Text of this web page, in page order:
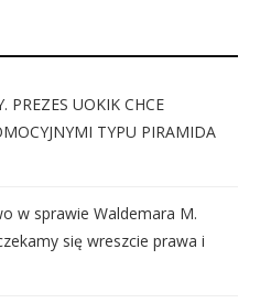
PREZES UOKIK CHCE
TYPU PIRAMIDA
w sprawie Waldemara M.
się wreszcie prawa i